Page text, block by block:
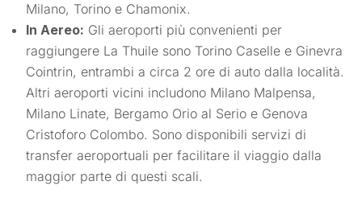
Milano, Torino e Chamonix.
In Aereo: Gli aeroporti più convenienti per
raggiungere La Thuile sono Torino Caselle e Ginevra
Cointrin, entrambi a circa 2 ore di auto dalla località.
Altri aeroporti vicini includono Milano Malpensa,
Milano Linate, Bergamo Orio al Serio e Genova
Cristoforo Colombo. Sono disponibili servizi di
transfer aeroportuali per facilitare il viaggio dalla
maggior parte di questi scali.